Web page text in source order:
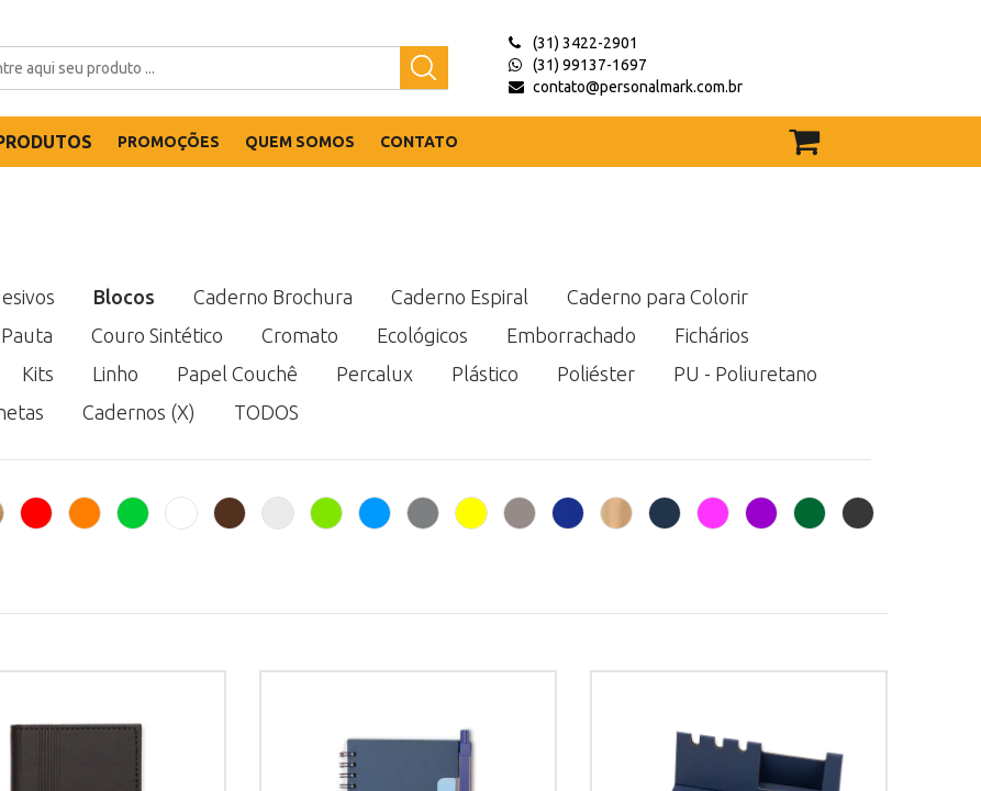
(31) 3422-2901
(31) 99137-1697
contato@personalmark.com.br
PROMOÇÕES QUEM SOMOS CONTATO
Blocos Caderno Brochura Caderno Espiral
Caderno para Colorir
Couro Sintético Cromato Ecológicos Emborrachado
Fichários
Kits Linho Papel Couchê Percalux Plástico Poliéster
PU - Poliuretano
Cadernos (X) TODOS